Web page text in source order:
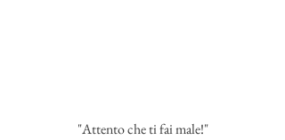
"Attento che ti fai male!"